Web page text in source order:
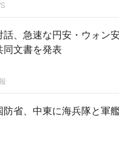
話、急速な円安・ウォン
同文書を発表
防省、中東に海兵隊と軍